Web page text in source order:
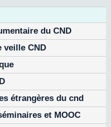
du CND
veille CND
étrangères du cnd
et MOOC